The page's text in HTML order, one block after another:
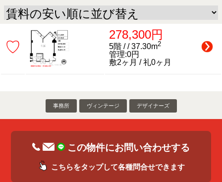
♡
278,300円
5階 / / 37.30m2
管理:0円
敷2ヶ月 / 礼0ヶ月
事務所 ヴィンテージ デザイナーズ
この物件にお問い合わせする
こちらをタップして各種問合せできます